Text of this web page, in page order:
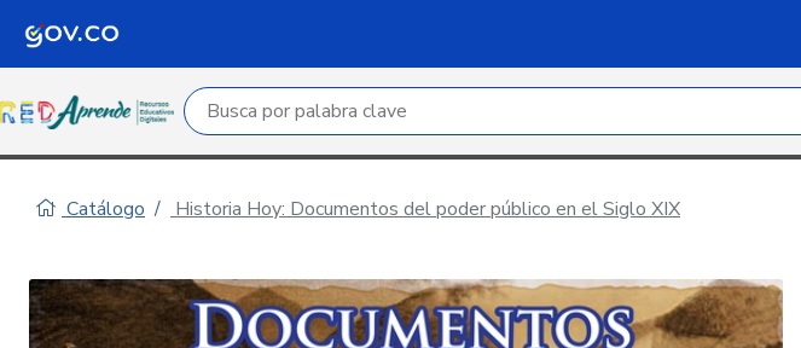
Campo de búsqueda por palabra clave
Catálogo Historia Hoy: Documentos del poder público en el Siglo XIX